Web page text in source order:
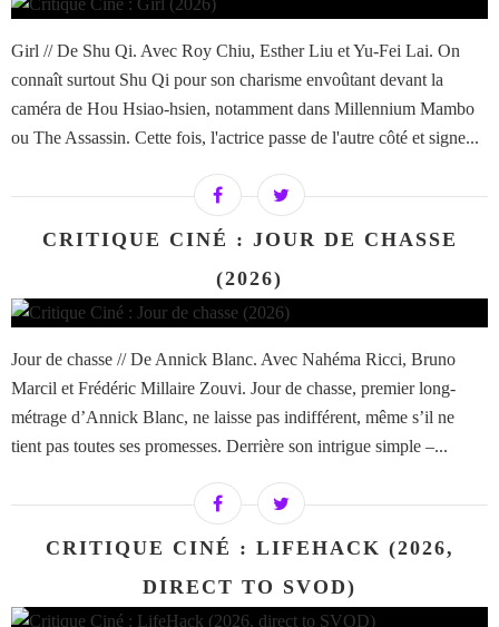
Girl // De Shu Qi. Avec Roy Chiu, Esther Liu et Yu-Fei Lai. On
connaît surtout Shu Qi pour son charisme envoûtant devant la
caméra de Hou Hsiao-hsien, notamment dans Millennium Mambo
ou The Assassin. Cette fois, l'actrice passe de l'autre côté et signe...
CRITIQUE CINÉ : JOUR DE CHASSE
(2026)
Jour de chasse // De Annick Blanc. Avec Nahéma Ricci, Bruno
Marcil et Frédéric Millaire Zouvi. Jour de chasse, premier long-
métrage d’Annick Blanc, ne laisse pas indifférent, même s’il ne
tient pas toutes ses promesses. Derrière son intrigue simple –...
CRITIQUE CINÉ : LIFEHACK (2026,
DIRECT TO SVOD)